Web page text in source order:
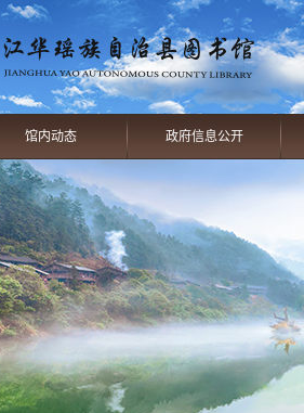
馆内动态 政府信息公开